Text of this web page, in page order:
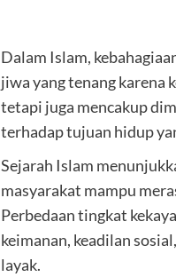
Dalam Islam,
jiwa yang tenang karena
tetapi juga mencakup
terhadap tujuan hidup
Sejarah Islam
masyarakat mampu
Perbedaan tingkat
keimanan, keadilan
layak.